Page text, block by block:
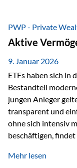
Inflationsrobustheit
liechtensteinische
Private Wealth
Stufe 1:
PWP - Private
Aktive
9. Januar 2026
ETFs haben sich in
Bestandteil
jungen Anleger
transparent und
ohne sich intensiv
beschäftigen,
werden häufig
Mehr lesen